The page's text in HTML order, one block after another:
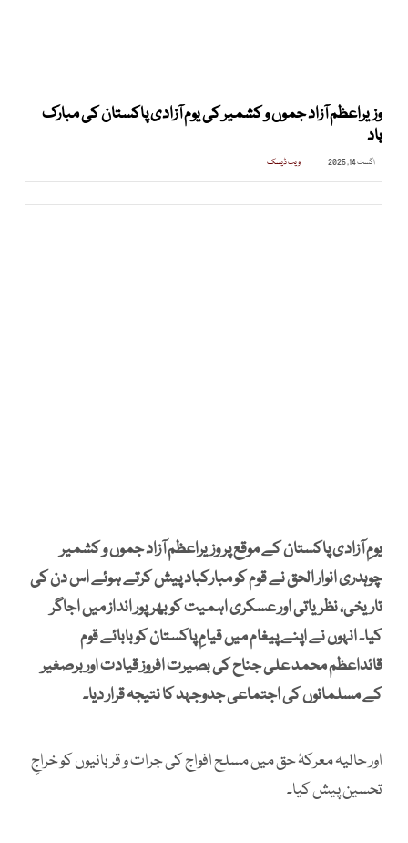
وزیراعظم آزاد جموں و کشمیر کی یوم آزادی پاکستان کی مبارک
باد
اگست 14, 2025 ویب ڈیسک
یومِ آزادی پاکستان کے موقع پر وزیراعظم آزاد جموں و کشمیر
چوہدری انوار الحق نے قوم کو مبارکباد پیش کرتے ہوئے اس دن کی
تاریخی، نظریاتی اور عسکری اہمیت کو بھرپور انداز میں اجاگر
کیا۔ انہوں نے اپنے پیغام میں قیامِ پاکستان کو بابائے قوم
قائداعظم محمد علی جناح کی بصیرت افروز قیادت اور برصغیر
کے مسلمانوں کی اجتماعی جدوجہد کا نتیجہ قرار دیا۔
اور حالیہ معرکۂ حق میں مسلح افواج کی جرات و قربانیوں کو خراجِ
تحسین پیش کیا۔